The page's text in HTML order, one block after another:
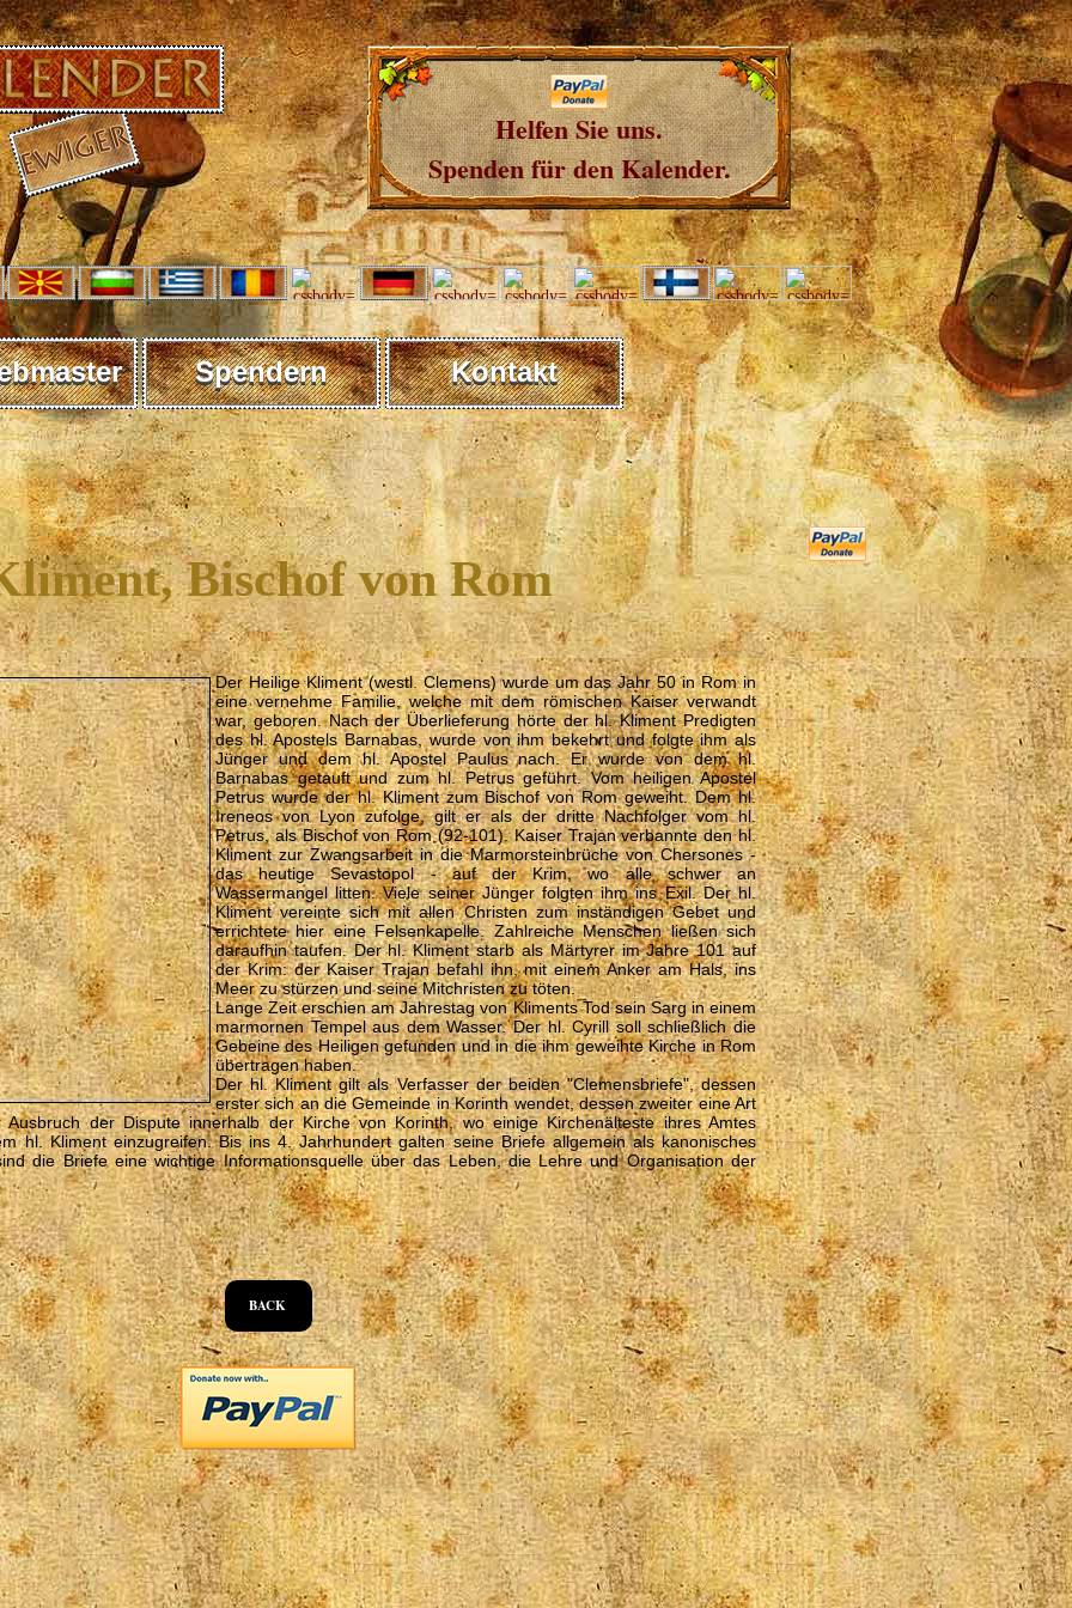
Helfen Sie uns.
Spenden für den Kalender.
Spendern Kontakt
Bischof von Rom
Der Heilige Kliment (westl. Clemens) wurde um das Jahr 50 in Rom in
eine vernehme Familie, welche mit dem römischen Kaiser verwandt
war, geboren. Nach der Überlieferung hörte der hl. Kliment Predigten
des hl. Apostels Barnabas, wurde von ihm bekehrt und folgte ihm als
Jünger und dem hl. Apostel Paulus nach. Er wurde von dem hl.
Barnabas getauft und zum hl. Petrus geführt. Vom heiligen Apostel
Petrus wurde der hl. Kliment zum Bischof von Rom geweiht. Dem hl.
Ireneos von Lyon zufolge, gilt er als der dritte Nachfolger vom hl.
Petrus, als Bischof von Rom (92-101). Kaiser Trajan verbannte den hl.
Kliment zur Zwangsarbeit in die Marmorsteinbrüche von Chersones -
das heutige Sevastopol - auf der Krim, wo alle schwer an
Wassermangel litten. Viele seiner Jünger folgten ihm ins Exil. Der hl.
Kliment vereinte sich mit allen Christen zum inständigen Gebet und
errichtete hier eine Felsenkapelle. Zahlreiche Menschen ließen sich
daraufhin taufen. Der hl. Kliment starb als Märtyrer im Jahre 101 auf
der Krim: der Kaiser Trajan befahl ihn, mit einem Anker am Hals, ins
Meer zu stürzen und seine Mitchristen zu töten.
Lange Zeit erschien am Jahrestag von Kliments Tod sein Sarg in einem
marmornen Tempel aus dem Wasser. Der hl. Cyrill soll schließlich die
Gebeine des Heiligen gefunden und in die ihm geweihte Kirche in Rom
übertragen haben.
Der hl. Kliment gilt als Verfasser der beiden "Clemensbriefe", dessen
erster sich an die Gemeinde in Korinth wendet, dessen zweiter eine Art
der Dispute innerhalb der Kirche von Korinth, wo einige Kirchenälteste ihres Amtes
hl. Kliment einzugreifen. Bis ins 4. Jahrhundert galten seine Briefe allgemein als kanonisches
die Briefe eine wichtige Informationsquelle über das Leben, die Lehre und Organisation der
BACK